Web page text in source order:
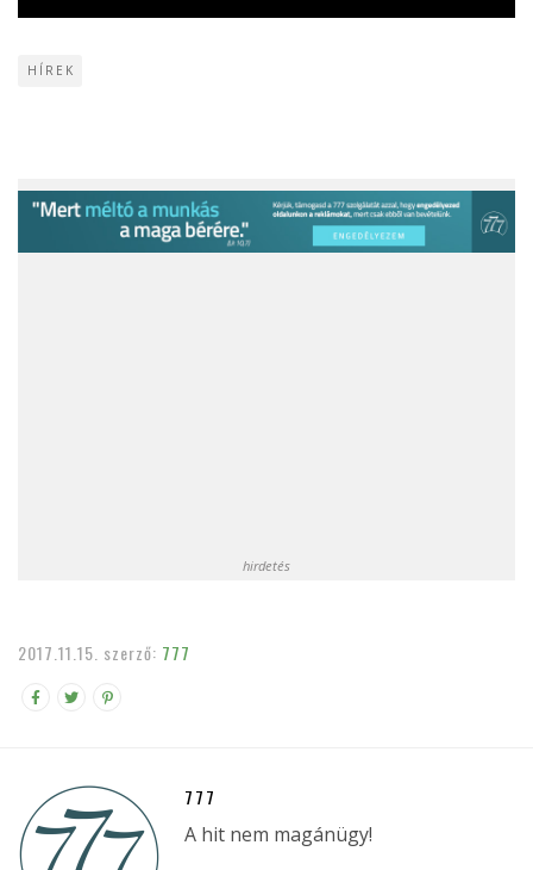
HÍREK
hirdetés
2017.11.15. szerző: 777
777
A hit nem magánügy!